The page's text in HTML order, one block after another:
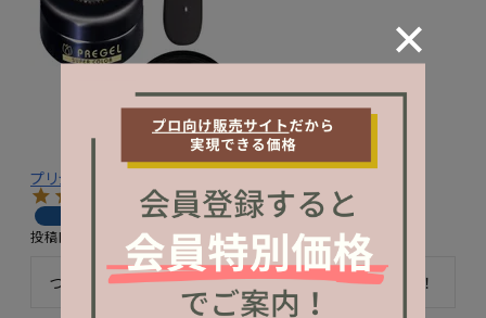
プリジェル カラーＥＸ／ライナーアッシュグレイ／４ｇ
投稿日 2024/04/08
つかいやすくてよかったですまたかおうとおもいます！！！！